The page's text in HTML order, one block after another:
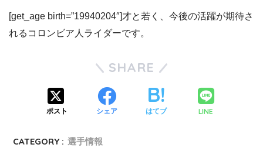
[get_age birth=”19940204″]才と若く、今後の活躍が期待さ
れるコロンビア人ライダーです。
SHARE
ポスト シェア はてブ LINE
CATEGORY : 選手情報